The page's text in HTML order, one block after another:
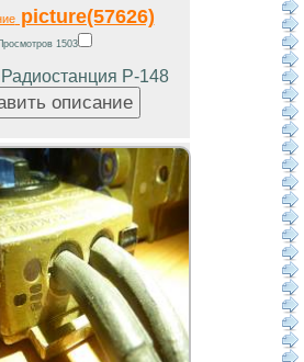
picture(57626)
1503
Радиостанция Р-148